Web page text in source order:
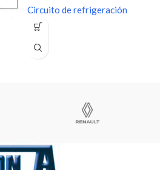
Circuito de refrigeración